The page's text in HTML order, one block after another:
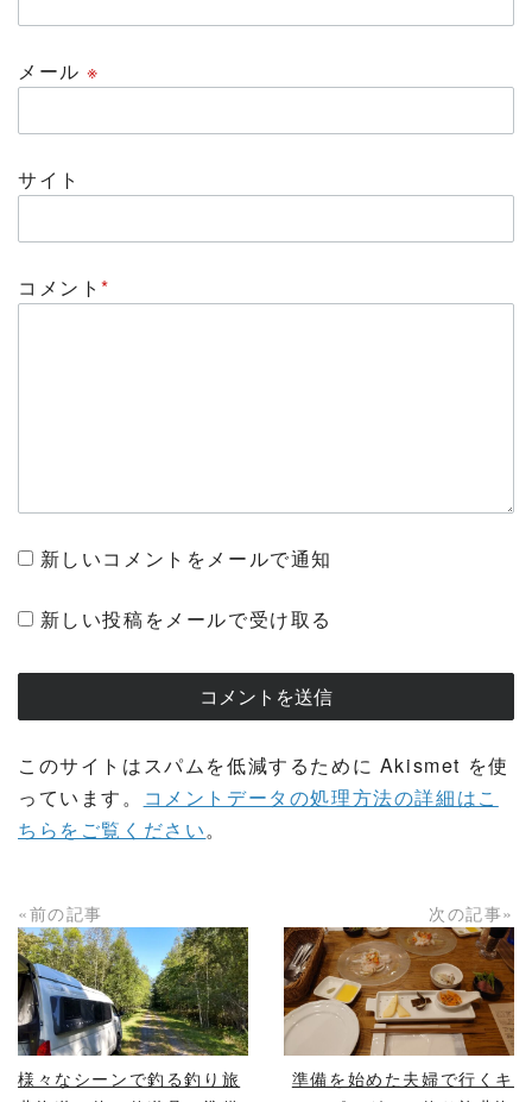
メール※
サイト
コメント*
新しいコメントをメールで通知
新しい投稿をメールで受け取る
このサイトはスパムを低減するために Akismet を使
っています。
コメントデータの処理方法の詳細はこ
ちらをご覧ください。
«前の記事
READ MORE
様々なシーンで釣る釣り旅
次の記事»
READ MORE
準備を始めた夫婦で行くキ